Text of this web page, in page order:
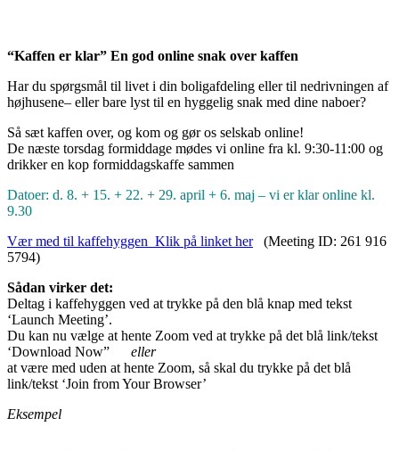
“Kaffen er klar” En god online snak over kaffen
Har du spørgsmål til livet i din boligafdeling eller til nedrivningen af
højhusene– eller bare lyst til en hyggelig snak med dine naboer?
Så sæt kaffen over, og kom og gør os selskab online!
De næste torsdag formiddage mødes vi online fra kl. 9:30-11:00 og
drikker en kop formiddagskaffe sammen
Datoer: d. 8. + 15. + 22. + 29. april + 6. maj – vi er klar online kl.
9.30
Vær med til kaffehyggen Klik på linket her(Meeting ID: 261 916
5794)
Sådan virker det:
Deltag i kaffehyggen ved at trykke på den blå knap med tekst
‘Launch Meeting’.
Du kan nu vælge at hente Zoom ved at trykke på det blå link/tekst
‘Download Now” eller
at være med uden at hente Zoom, så skal du trykke på det blå
link/tekst ‘Join from Your Browser’
Eksempel